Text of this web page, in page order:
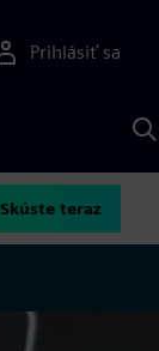
Prihlásiť sa
Skúste teraz